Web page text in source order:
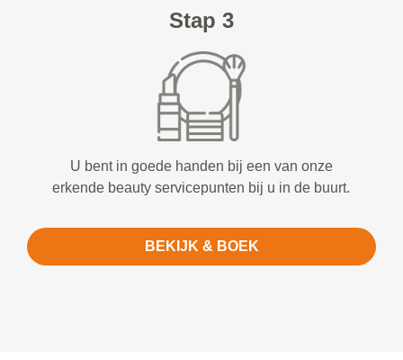
Stap 3
U bent in goede handen bij een van onze
erkende beauty servicepunten bij u in de buurt.
BEKIJK & BOEK